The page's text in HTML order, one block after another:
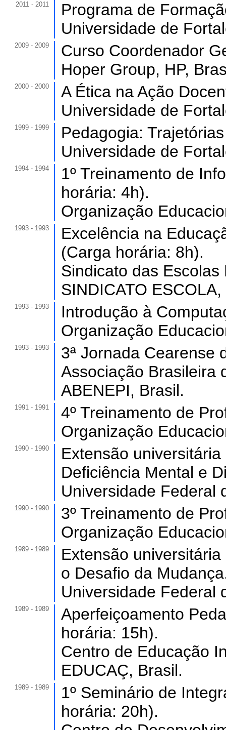
2011 - 2011
Programa de
Universidade de
2009 - 2009
Curso Coordenador
Hoper Group, HP,
2000 - 2000
A Ética na Ação
Universidade de
1999 - 1999
Pedagogia:
Universidade de
1994 - 1994
1º Treinamento de
horária: 4h).
Organização
1993 - 1993
Excelência na
(Carga horária: 8h).
Sindicato das
SINDICATO
1993 - 1993
Introdução à
Organização
1993 - 1993
3ª Jornada Cearense
Associação Brasileira
ABENEPI, Brasil.
1991 - 1991
4º Treinamento de
Organização
1990 - 1990
Extensão
Deficiência Mental e
Universidade Federal
1990 - 1990
3º Treinamento de
Organização
1989 - 1989
Extensão
o Desafio da
Universidade Federal
1989 - 1989
Aperfeiçoamento
horária: 15h).
Centro de Educação
EDUCAÇ, Brasil.
1989 - 1989
1º Seminário de
horária: 20h).